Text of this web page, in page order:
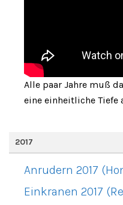
Alle paar Jahre muß
eine einheitliche Tiefe
2017
Anrudern 2017
Einkranen 2017